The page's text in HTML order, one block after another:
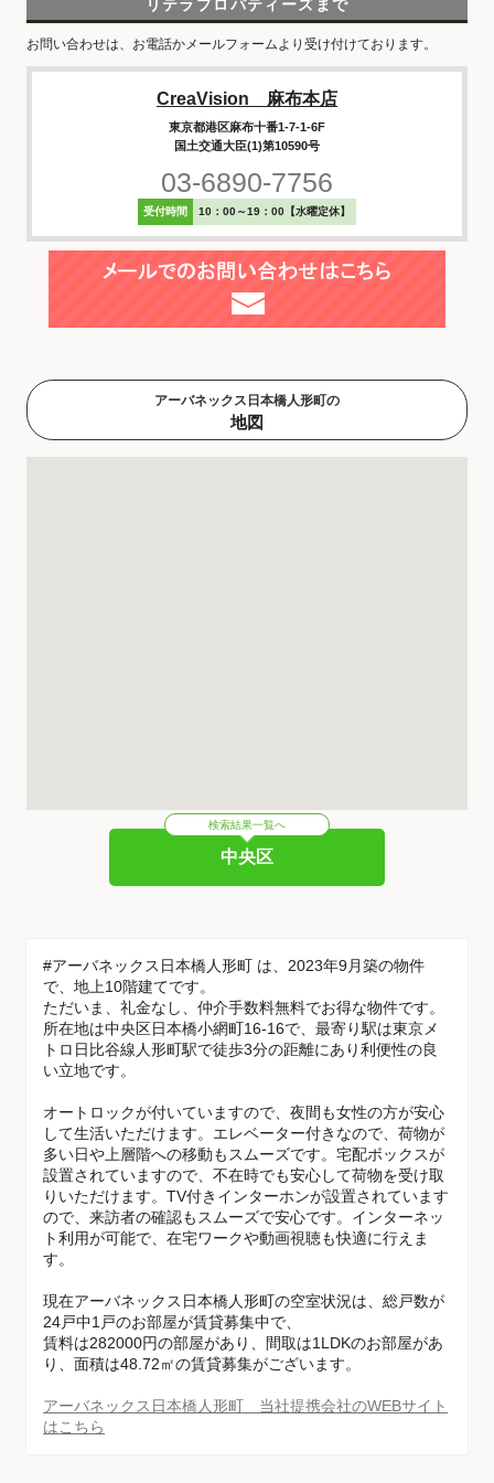
リテラプロパティーズまで
お問い合わせは、お電話かメールフォームより受け付けております。
CreaVision 麻布本店
東京都港区麻布十番1-7-1-6F
国土交通大臣(1)第10590号
03-6890-7756
受付時間 10：00～19：00【水曜定休】
アーバネックス日本橋人形町の
地図
検索結果一覧へ
中央区
#アーバネックス日本橋人形町 は、2023年9月築の物件
で、地上10階建てです。
ただいま、礼金なし、仲介手数料無料でお得な物件です。
所在地は中央区日本橋小網町16-16で、最寄り駅は東京メ
トロ日比谷線人形町駅で徒歩3分の距離にあり利便性の良
い立地です。
オートロックが付いていますので、夜間も女性の方が安心
して生活いただけます。エレベーター付きなので、荷物が
多い日や上層階への移動もスムーズです。宅配ボックスが
設置されていますので、不在時でも安心して荷物を受け取
りいただけます。TV付きインターホンが設置されています
ので、来訪者の確認もスムーズで安心です。インターネッ
ト利用が可能で、在宅ワークや動画視聴も快適に行えま
す。
現在アーバネックス日本橋人形町の空室状況は、総戸数が
24戸中1戸のお部屋が賃貸募集中で、
賃料は282000円の部屋があり、間取は1LDKのお部屋があ
り、面積は48.72㎡の賃貸募集がございます。
アーバネックス日本橋人形町 当社提携会社のWEBサイト
はこちら